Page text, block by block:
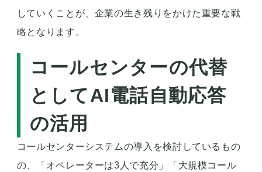
していくことが、企業の生き残りをかけた重要な戦
略となります。
コールセンターの代替
としてAI電話自動応答
の活用
コールセンターシステムの導入を検討しているもの
の、「オペレーターは3人で充分」「大規模コール